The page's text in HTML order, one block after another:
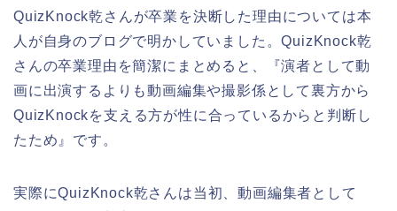
QuizKnock乾さんが卒業を決断した理由については本
人が自身のブログで明かしていました。QuizKnock乾
さんの卒業理由を簡潔にまとめると、『演者として動
画に出演するよりも動画編集や撮影係として裏方から
QuizKnockを支える方が性に合っているからと判断し
たため』です。
実際にQuizKnock乾さんは当初、動画編集者として